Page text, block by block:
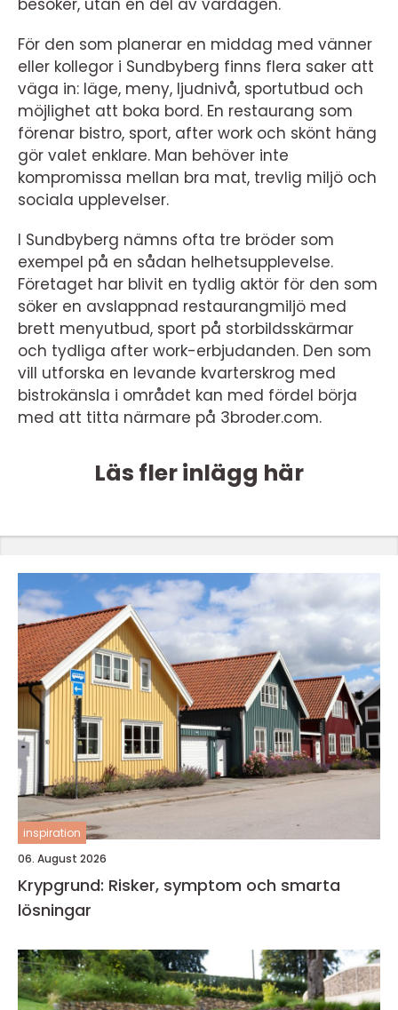
besöker, utan en del av vardagen.
För den som planerar en middag med vänner
eller kollegor i Sundbyberg finns flera saker att
väga in: läge, meny, ljudnivå, sportutbud och
möjlighet att boka bord. En restaurang som
förenar bistro, sport, after work och skönt häng
gör valet enklare. Man behöver inte
kompromissa mellan bra mat, trevlig miljö och
sociala upplevelser.
I Sundbyberg nämns ofta tre bröder som
exempel på en sådan helhetsupplevelse.
Företaget har blivit en tydlig aktör för den som
söker en avslappnad restaurangmiljö med
brett menyutbud, sport på storbildsskärmar
och tydliga after work-erbjudanden. Den som
vill utforska en levande kvarterskrog med
bistrokänsla i området kan med fördel börja
med att titta närmare på 3broder.com.
Läs fler inlägg här
inspiration
06. August 2026
Krypgrund: Risker, symptom och smarta
lösningar